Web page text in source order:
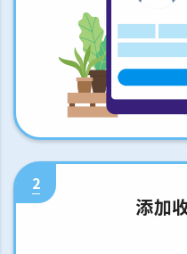
2
添加